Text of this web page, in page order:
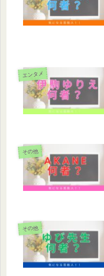
エンタメ
その他
その他